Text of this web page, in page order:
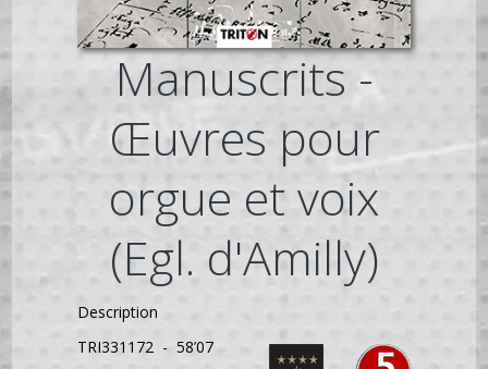
Manuscrits -
Œuvres pour
orgue et voix
(Egl. d'Amilly)
Description
TRI331172 - 58’07